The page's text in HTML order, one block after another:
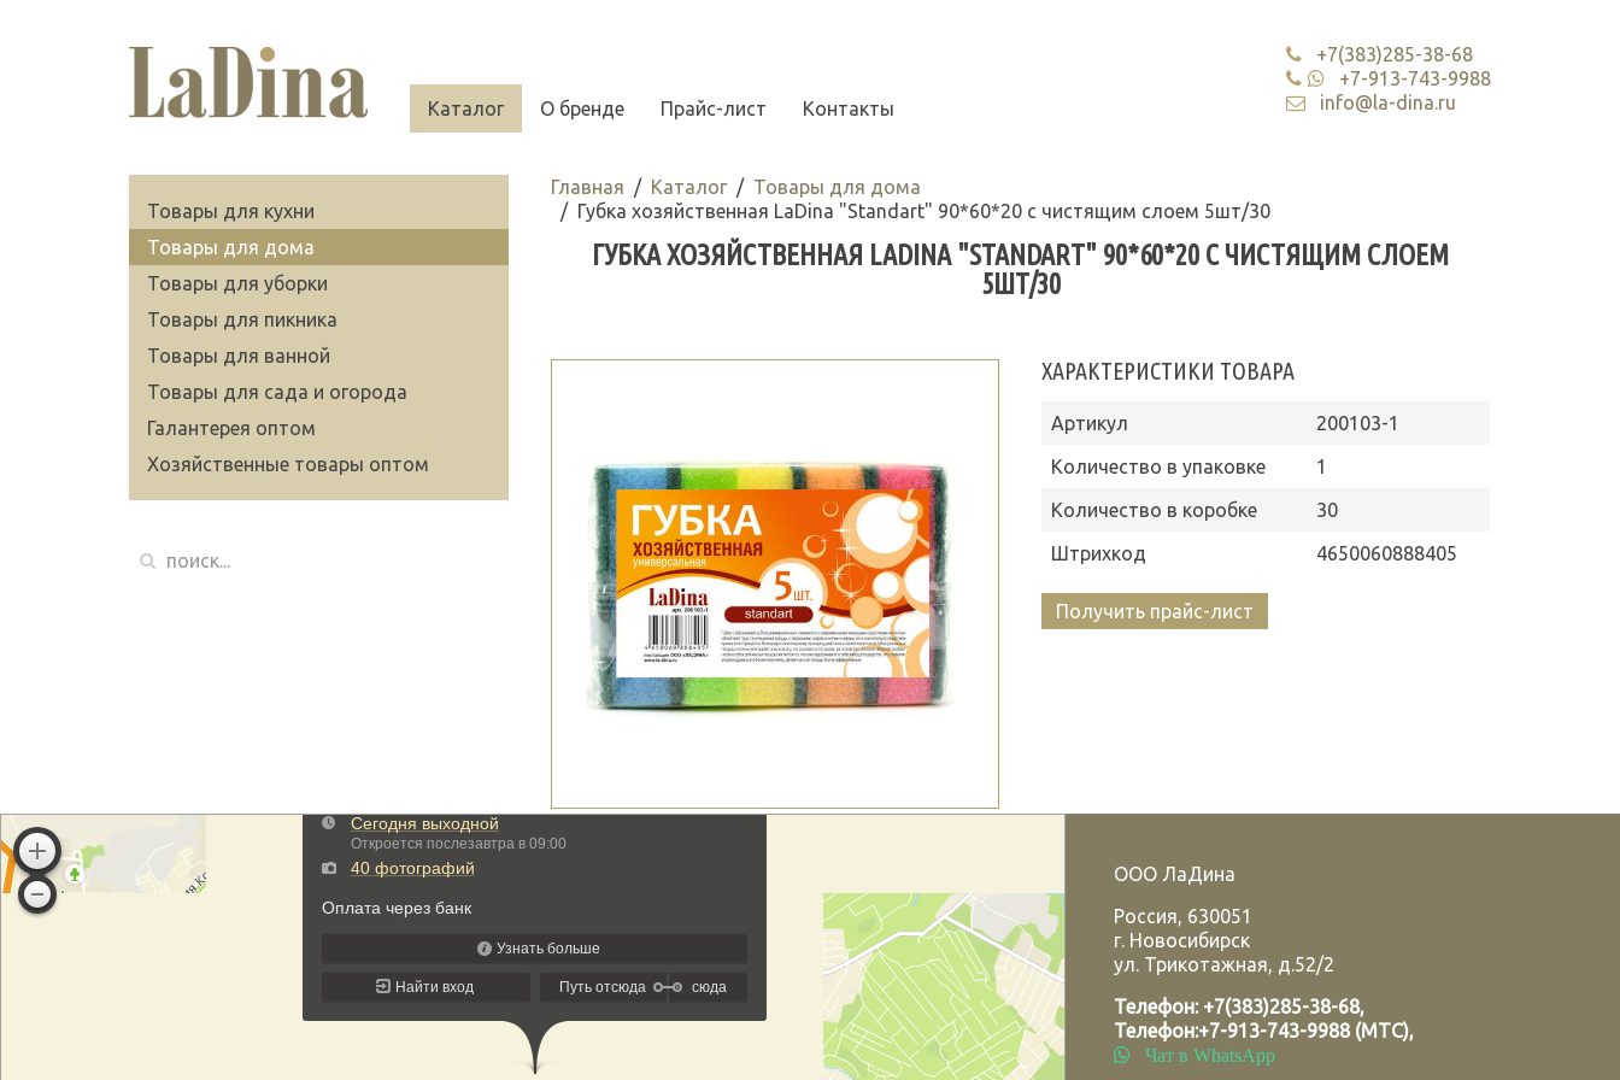
Каталог О бренде Прайс-лист Контакты
+7(383)285-38-68
+7-913-743-9988
info@la-dina.ru
Главная Каталог
Товары для дома
Губка хозяйственная LaDina "Standart" 90*60*20 с чистящим слоем 5шт/30
ГУБКА ХОЗЯЙСТВЕННАЯ LADINA "STANDART" 90*60*20 С ЧИСТЯЩИМ СЛОЕМ
5ШТ/30
ХАРАКТЕРИСТИКИ ТОВАРА
Артикул
200103-1
Количество в упаковке
1
Количество в коробке
30
Штрихкод
4650060888405
Получить прайс-лист
Товары для кухни
Товары для дома
Товары для уборки
Товары для пикника
Товары для ванной
Товары для сада и огорода
Галантерея оптом
Хозяйственные товары оптом
ООО ЛаДина
Россия, 630051
г. Новосибирск
ул. Трикотажная, д.52/2
Телефон: +7(383)285-38-68,
Телефон:+7-913-743-9988 (МТС),
Чат в WhatsApp